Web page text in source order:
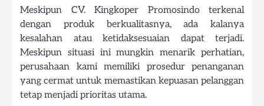
Meskipun CV. Kingkoper Promosindo terkenal
dengan produk berkualitasnya, ada kalanya
kesalahan atau ketidaksesuaian dapat terjadi.
Meskipun situasi ini mungkin menarik perhatian,
perusahaan kami memiliki prosedur penanganan
yang cermat untuk memastikan kepuasan pelanggan
tetap menjadi prioritas utama.